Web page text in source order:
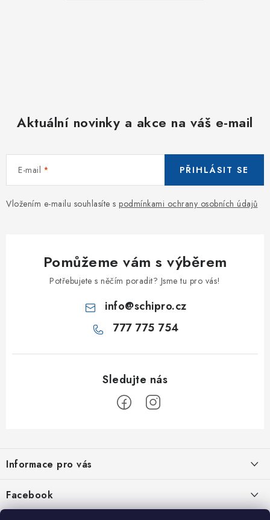
Aktuální novinky a akce na váš e-mail
E-mail
Vložením e-mailu souhlasíte s podmínkami ochrany osobních údajů
PŘIHLÁSIT SE
Pomůžeme vám s výběrem
Potřebujete s něčím poradit? Jsme tu pro vás!
info@schipro.cz
777 775 754
p
a
t
Informace pro vás
Obchodní podmínky
Facebook